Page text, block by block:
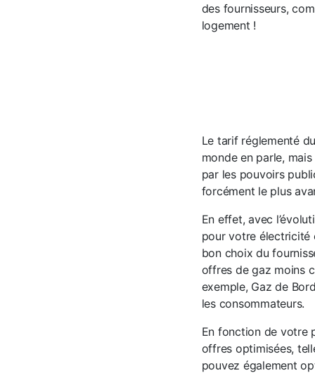
des fournisseurs,
logement !
Le tarif réglementé
monde en parle,
par les pouvoirs
forcément le plus
En effet, avec
pour votre électricité
bon choix du
offres de gaz moins
exemple, Gaz de
les consommateurs.
En fonction de votre
offres optimisées,
pouvez également